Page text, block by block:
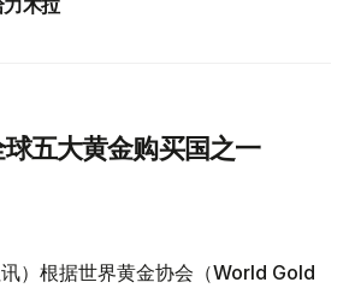
木拉
五大黄金购买国之一
讯）根据世界黄金协会（World Gold